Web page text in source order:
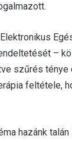
–
szűrés ténye
feltétele,
hazánk